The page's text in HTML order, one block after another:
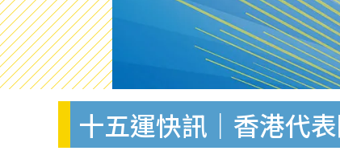
十五運快訊｜香港代